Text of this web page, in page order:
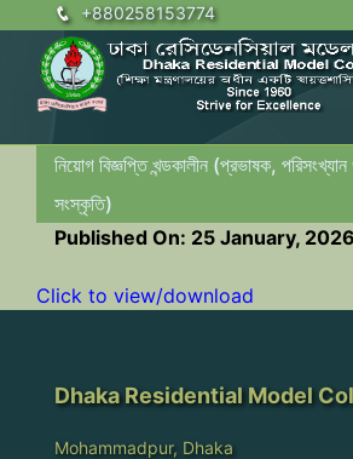
+880258153774
নিয়োগ বিজ্ঞপ্তি খন্ডকালীন (প্রভাষক,
সংস্কৃতি)
Published On: 25 January, 2026
Click to view/download
Dhaka Residential Model
Mohammadpur, Dhaka